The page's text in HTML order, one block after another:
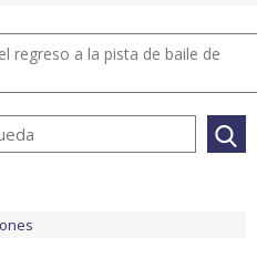
regreso a la pista de baile de